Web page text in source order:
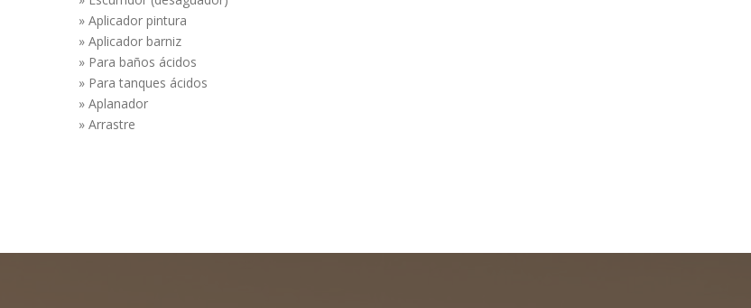
» Aplicador pintura
» Aplicador barniz
» Para baños ácidos
» Para tanques ácidos
» Aplanador
» Arrastre